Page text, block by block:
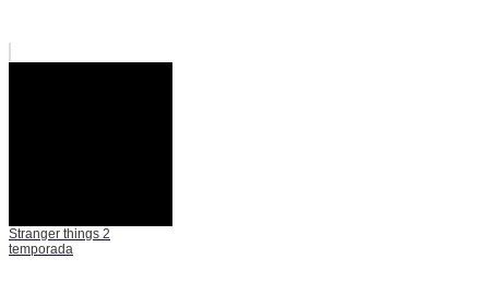
Stranger things 2
temporada